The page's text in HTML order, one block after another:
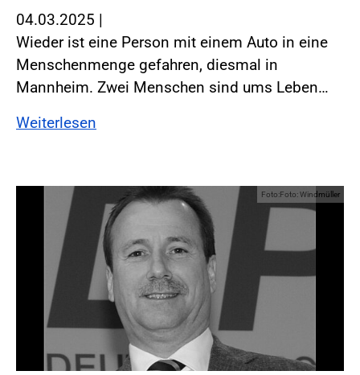
04.03.2025 |
Wieder ist eine Person mit einem Auto in eine
Menschenmenge gefahren, diesmal in
Mannheim. Zwei Menschen sind ums Leben…
Weiterlesen
Foto:Foto: Windmüller